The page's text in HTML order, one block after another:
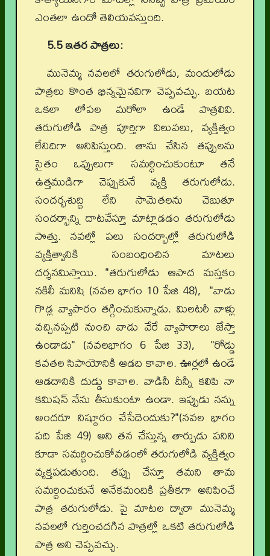
ఎంతలా ఉందో తెలియవస్తుంది.
5.5 ఇతర పాత్రలు:
మునెమ్మ నవలలో తరుగులోడు, మందులోడు
పాత్రలు కొంత భిన్నమైనవిగా చెప్పవచ్చు. బయట
ఒకలా లోపల మరోలా ఉండే పాత్రలివి.
తరుగులోడి పాత్ర పూర్తిగా విలువలు, వ్యక్తిత్వం
లేనిదిగా అనిపిస్తుంది. తాను చేసిన తప్పులను
సైతం ఒప్పులుగా సమర్ధించుకుంటూ తనే
ఉత్తముడిగా చెప్పుకునే వ్యక్తి తరుగులోడు.
సందర్భశుద్ధి లేని సామెతలను చెబుతూ
సందర్భాన్ని దాటవేస్తూ మాట్లాడడం తరుగులోడు
సొత్తు. నవల్లో పలు సందర్భాల్లో తరుగులోడి
వ్యక్తిత్వానికి సంబంధించిన మాటలు
దర్శనమిస్తాయి. "తరుగులోడు ఆపాద మస్తకం
నకిలీ మనిషి (నవల భాగం 10 పేజి 48), "వాడు
గొడ్ల వ్యాపారం తగ్గించుకున్నాడు. మిలటరీ వాళ్లు
వచ్చినప్పటి నుంచి వాడు వేరే వ్యాపారాలు జేస్తా
ఉండాడు" (నవలభాగం 6 పేజి 33), "రోడ్డు
కవతల సిపాయోనికి ఆడది కావాల. ఊర్లలో ఉండే
ఆడదానికి దుడ్డు కావాల. వాడినీ దీన్నీ కలిపి నా
కమిషన్ నేను తీసుకుంటా ఉండా. ఇప్పుడు నన్ను
అందరూ నిష్ఠూరం చేసేదెందుకు?"(నవల భాగం
పది పేజి 49) అని తన చేస్తున్న తార్పుడు పనిని
కూడా సమర్థించుకోవడంలో తరుగులోడి వ్యక్తిత్వం
వ్యక్తపడుతుంది. తప్పు చేస్తూ తమని తామ
సమర్ధించుకునే అనేకమందికి ప్రతీకగా అనిపించే
పాత్ర తరుగులోడు. పై మాటల ద్వారా మునెమ్మ
నవలలో గుర్తించదగిన పాత్రల్లో ఒకటి తరుగులోడి
పాత్ర అని చెప్పవచ్చు.